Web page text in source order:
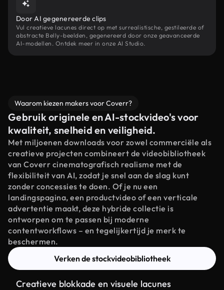
Door AI gegenereerde clips
Vul creatieve lacunes direct op met surrealistische, gestileerde of
abstracte Belly-beelden, gegenereerd door onze geavanceerde
AI-modellen. Ontdek meer in onze AI Studio.
Waarom kiezen makers voor Coverr?
Gebruik originele en AI-stockvideo's voor
kwaliteit, snelheid en veiligheid.
Met miljoenen downloads voor zowel commerciële als
creatieve projecten combineert de videobibliotheek
van Coverr cinematografisch realisme met de
flexibiliteit van AI, zodat je snel aan de slag kunt
zonder concessies te doen. Of je nu een
landingspagina, een productvideo of een verticale
advertentie maakt, deze hybride collectie is
ontworpen om te passen bij moderne
contentworkflows – en tegelijkertijd je merk te
beschermen.
Verken de stockvideobibliotheek
Creatieve blokkade en visuele lacunes